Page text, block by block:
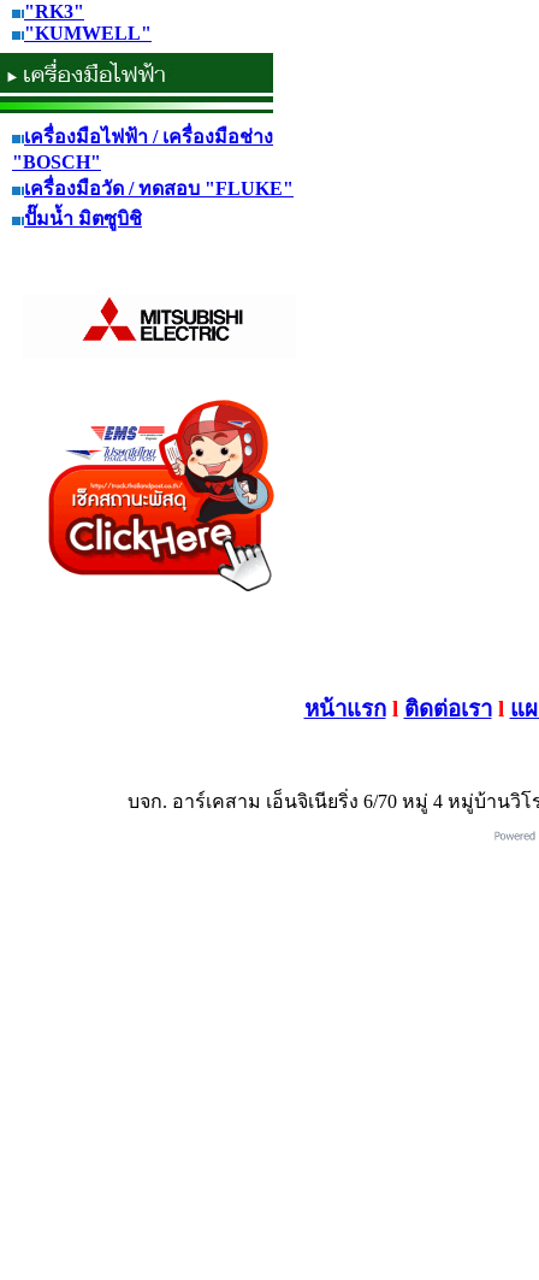
"RK3"
"KUMWELL"
เครื่องมือไฟฟ้า / เครื่องมือช่าง
"BOSCH"
เครื่องมือวัด / ทดสอบ "FLUKE"
ปั๊มน้ำ มิตซูบิชิ
หน้าแรก l ติดต่อเรา l แ
บจก. อาร์เคสาม เอ็นจิเนียริ่ง 6/70 หมู่ 4 หมู่บ้านวิ